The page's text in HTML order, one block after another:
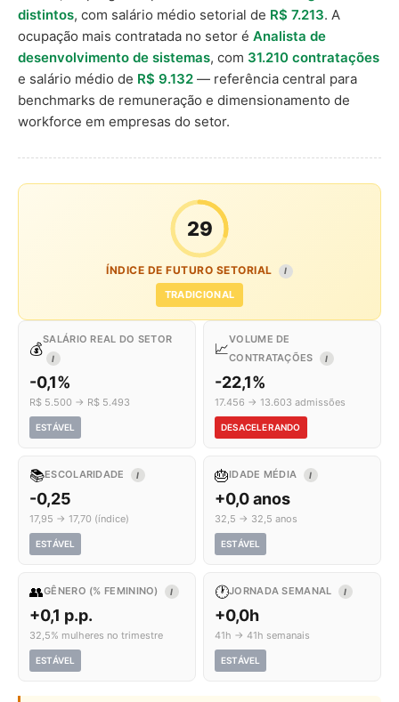
distintos, com salário médio setorial de R$ 7.213. A
ocupação mais contratada no setor é Analista de
desenvolvimento de sistemas, com 31.210 contratações
e salário médio de R$ 9.132 — referência central para
benchmarks de remuneração e dimensionamento de
workforce em empresas do setor.
29
ÍNDICE DE FUTURO SETORIAL I
TRADICIONAL
💰
SALÁRIO REAL DO SETOR
I
-0,1%
R$ 5.500 → R$ 5.493
ESTÁVEL
📈
VOLUME DE
CONTRATAÇÕES
I
-22,1%
17.456 → 13.603 admissões
DESACELERANDO
📚ESCOLARIDADE I
-0,25
17,95 → 17,70 (índice)
ESTÁVEL
🎂IDADE MÉDIA I
+0,0 anos
32,5 → 32,5 anos
ESTÁVEL
👥GÊNERO (% FEMININO) I
+0,1 p.p.
32,5% mulheres no trimestre
ESTÁVEL
🕐JORNADA SEMANAL I
+0,0h
41h → 41h semanais
ESTÁVEL